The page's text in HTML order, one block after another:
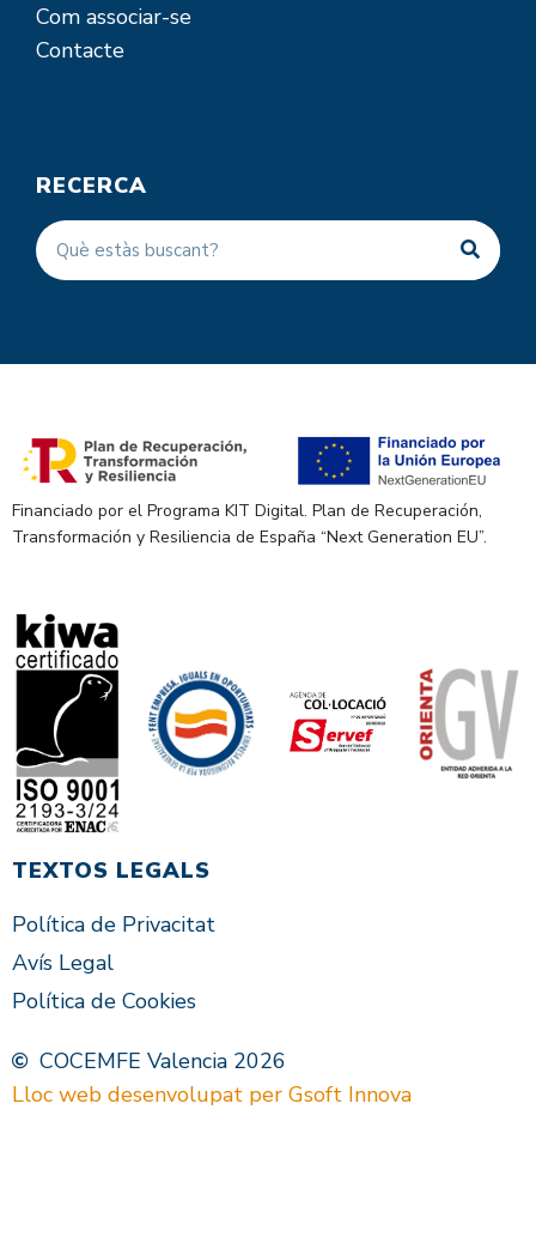
Com associar-se
Contacte
RECERCA
Financiado por el Programa KIT Digital. Plan de Recuperación,
Transformación y Resiliencia de España “Next Generation EU”.
TEXTOS LEGALS
Política de Privacitat
Avís Legal
Política de Cookies
COCEMFE Valencia 2026
Lloc web desenvolupat per Gsoft Innova